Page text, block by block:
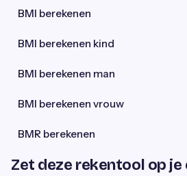
BMI berekenen
BMI berekenen kind
BMI berekenen man
BMI berekenen vrouw
BMR berekenen
Zet deze rekentool op